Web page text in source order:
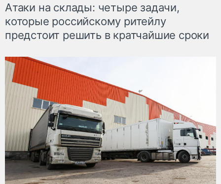
Атаки на склады: четыре задачи,
которые российскому ритейлу
предстоит решить в кратчайшие сроки